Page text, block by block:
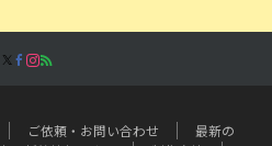
ご依頼・お問い合わせ
最新の